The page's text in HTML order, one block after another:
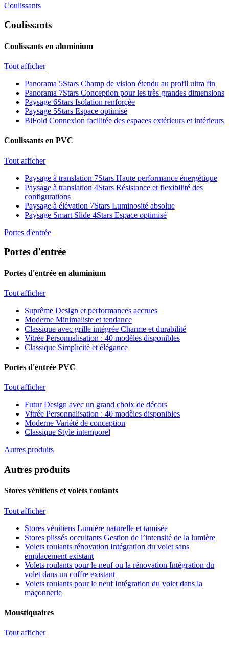
Coulissants
Coulissants
Coulissants en aluminium
Tout afficher
Panorama 5Stars Champ de vision étendu au profil ultra fin
Panorama 7Stars Conception pour les très grandes dimensions
Paysage 6Stars Isolation renforçée
Paysage 5Stars Espace optimisé
BiFold Connexion facilitée des espaces extérieurs et intérieurs
Coulissants en PVC
Tout afficher
Paysage à translation 7Stars Haute performance énergétique
Paysage à translation 4Stars Résistance et flexibilité des
configurations
Paysage à élévation 7Stars Luminosité absolue
Paysage Smart Slide 4Stars Espace optimisé
Portes d'entrée
Portes d'entrée
Portes d'entrée en aluminium
Tout afficher
Suprême Design et performances accrues
Moderne Minimaliste et tendance
Classique avec grille intégrée Charme et durabilité
Vitrée Personnalisation : 40 modèles disponibles
Classique Simplicité et élégance
Portes d'entrée PVC
Tout afficher
Futur Design avec un grand choix de décors
Vitrée Personnalisation : 40 modèles disponibles
Moderne Variété de conception
Classique Style intemporel
Autres produits
Autres produits
Stores vénitiens et volets roulants
Tout afficher
Stores vénitiens Lumière naturelle et tamisée
Stores plissés occultants Gestion de l’intensité de la lumière
Volets roulants rénovation Intégration du volet sans
emplacement existant
Volets roulants pour le neuf ou la rénovation Intégration du
volet dans un coffre existant
Volets roulants pour le neuf Intégration du volet dans la
maçonnerie
Moustiquaires
Tout afficher